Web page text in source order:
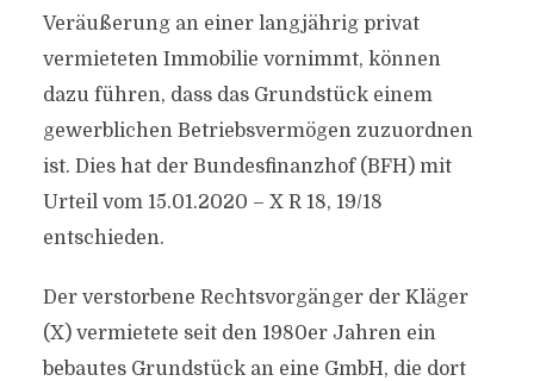
Veräußerung an einer langjährig privat
vermieteten Immobilie vornimmt, können
dazu führen, dass das Grundstück einem
gewerblichen Betriebsvermögen zuzuordnen
ist. Dies hat der Bundesfinanzhof (BFH) mit
Urteil vom 15.01.2020 – X R 18, 19/18
entschieden.
Der verstorbene Rechtsvorgänger der Kläger
(X) vermietete seit den 1980er Jahren ein
bebautes Grundstück an eine GmbH, die dort